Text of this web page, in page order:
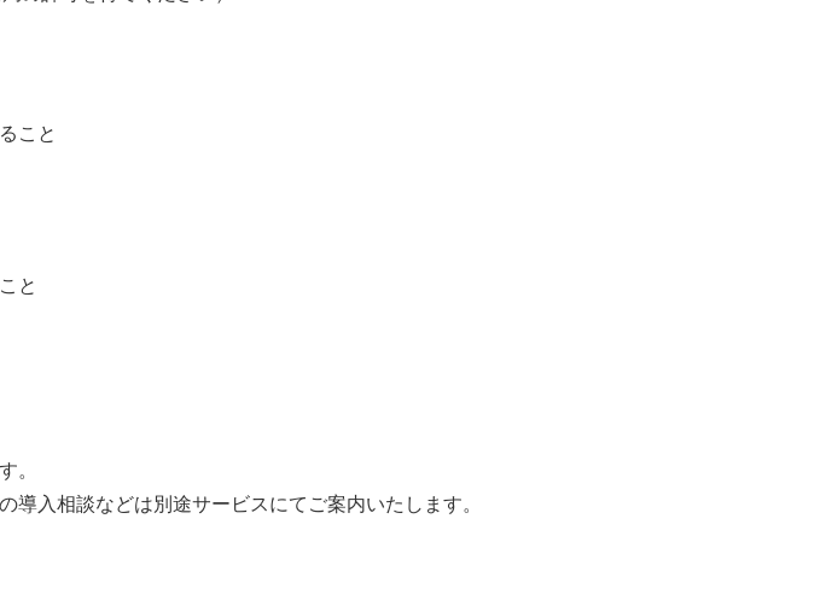
こと
と
。
入相談などは別途サービスにてご案内いたします。